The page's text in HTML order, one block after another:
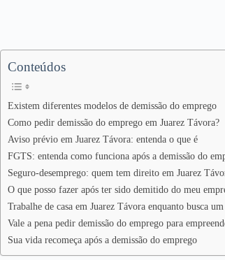
Conteúdos
Existem diferentes modelos de demissão do emprego
Como pedir demissão do emprego em Juarez Távora?
Aviso prévio em Juarez Távora: entenda o que é
FGTS: entenda como funciona após a demissão do
Seguro-desemprego: quem tem direito em Juarez
O que posso fazer após ter sido demitido do meu
Trabalhe de casa em Juarez Távora enquanto busca
Vale a pena pedir demissão do emprego para
Sua vida recomeça após a demissão do emprego